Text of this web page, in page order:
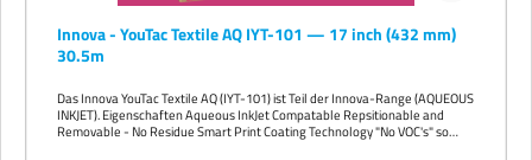
Innova - YouTac Textile AQ IYT-101 — 17 inch (432 mm)
30.5m
Das Innova YouTac Textile AQ (IYT-101) ist Teil der Innova-Range (AQUEOUS
INKJET). Eigenschaften Aqueous InkJet Compatable Repsitionable and
Removable - No Residue Smart Print Coating Technology "No VOC's" so